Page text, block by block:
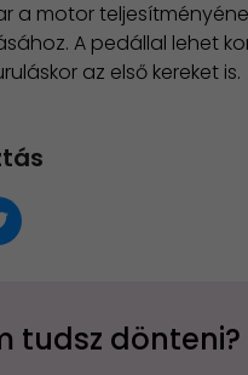
a motor
A pedállal lehet
az első kereket is.
tudsz dönteni?